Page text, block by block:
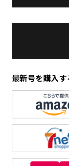
最新号を購入す